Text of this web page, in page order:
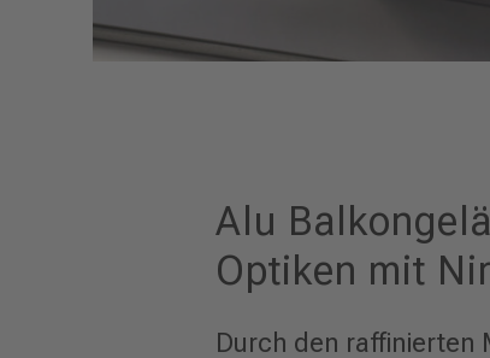
Alu
Optiken mit
Durch den raffinierten